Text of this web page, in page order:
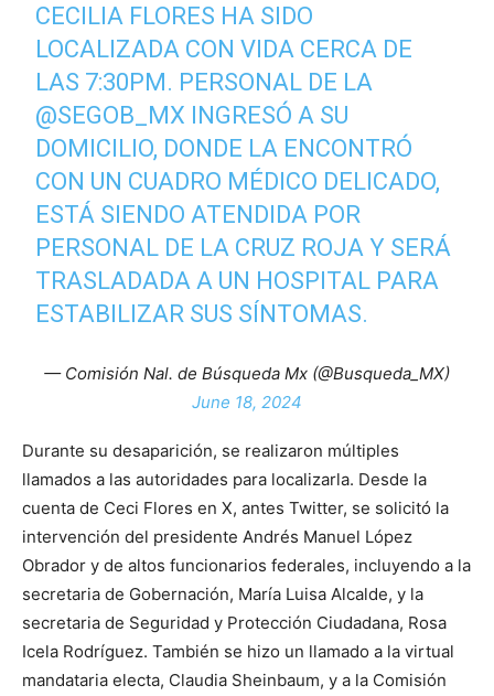
CECILIA FLORES HA SIDO
LOCALIZADA CON VIDA CERCA DE
LAS 7:30PM. PERSONAL DE LA
@SEGOB_MX INGRESÓ A SU
DOMICILIO, DONDE LA ENCONTRÓ
CON UN CUADRO MÉDICO DELICADO,
ESTÁ SIENDO ATENDIDA POR
PERSONAL DE LA CRUZ ROJA Y SERÁ
TRASLADADA A UN HOSPITAL PARA
ESTABILIZAR SUS SÍNTOMAS.
— Comisión Nal. de Búsqueda Mx (@Busqueda_MX)
June 18, 2024
Durante su desaparición, se realizaron múltiples
llamados a las autoridades para localizarla. Desde la
cuenta de Ceci Flores en X, antes Twitter, se solicitó la
intervención del presidente Andrés Manuel López
Obrador y de altos funcionarios federales, incluyendo a la
secretaria de Gobernación, María Luisa Alcalde, y la
secretaria de Seguridad y Protección Ciudadana, Rosa
Icela Rodríguez. También se hizo un llamado a la virtual
mandataria electa, Claudia Sheinbaum, y a la Comisión